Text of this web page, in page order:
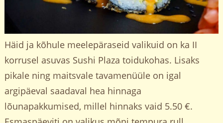
Häid ja kõhule meelepäraseid valikuid on ka II
korrusel asuvas Sushi Plaza toidukohas. Lisaks
pikale ning maitsvale tavamenüüle on igal
argipäeval saadaval hea hinnaga
lõunapakkumised, millel hinnaks vaid 5.50 €.